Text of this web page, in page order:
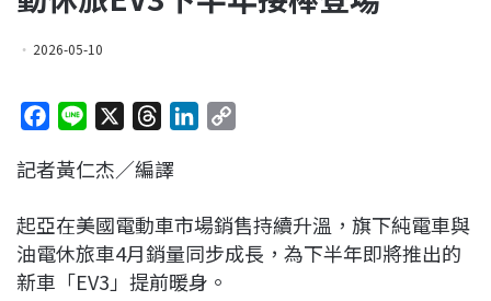
2026-05-10
c
b
o
o
n
r
a
d
s
e
d
I
L
i
記者黃仁杰／編譯
起亞在美國電動車市場銷售持續升溫，旗下純電車與
油電休旅車4月銷量同步成長，為下半年即將推出的
新車「EV3」提前暖身。